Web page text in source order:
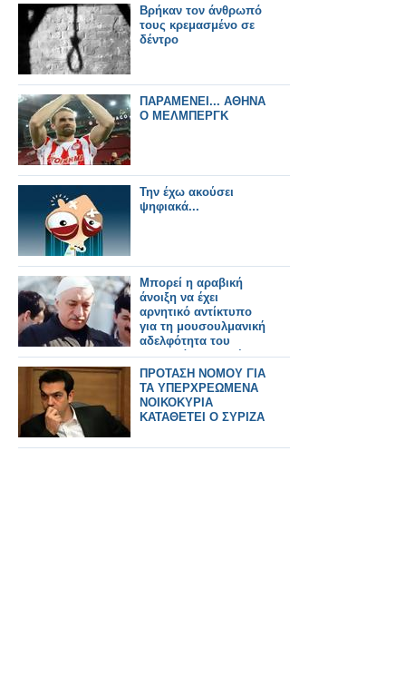
Βρήκαν τον άνθρωπό
τους κρεμασμένο σε
δέντρο
ΠΑΡΑΜΕΝΕΙ... ΑΘΗΝΑ
Ο ΜΕΛΜΠΕΡΓΚ
Την έχω ακούσει
ψηφιακά...
Μπορεί η αραβική
άνοιξη να έχει
αρνητικό αντίκτυπο
για τη μουσουλμανική
αδελφότητα του
Φετουλάχ Γκιουλέν;
Μέρος Α’
ΠΡΟΤΑΣΗ ΝΟΜΟΥ ΓΙΑ
ΤΑ ΥΠΕΡΧΡΕΩΜΕΝΑ
ΝΟΙΚΟΚΥΡΙΑ
ΚΑΤΑΘΕΤΕΙ Ο ΣΥΡΙΖΑ